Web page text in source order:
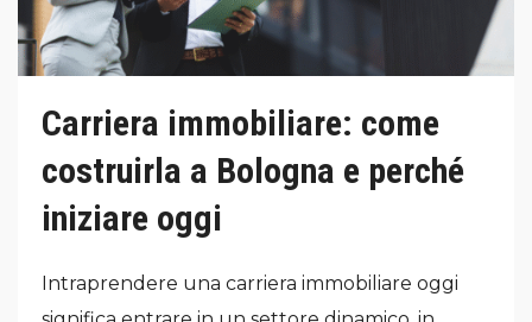
Carriera immobiliare: come
costruirla a Bologna e perché
iniziare oggi
Intraprendere una carriera immobiliare oggi